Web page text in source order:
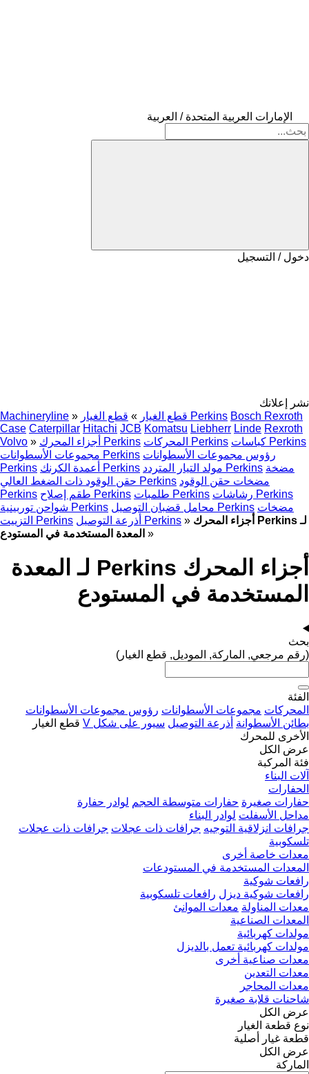
الإمارات العربية المتحدة / العربية
دخول / التسجيل
نشر إعلانك
Machineryline » قطع الغيار » قطع الغيار Perkins Bosch Rexroth
Case Caterpillar Hitachi JCB Komatsu Liebherr Linde Rexroth
Volvo » أجزاء المحرك Perkins المحركات Perkins
كباسات Perkins
مجموعات الأسطوانات Perkins رؤوس مجموعات الأسطوانات
Perkins
أعمدة الكرنك Perkins مولد التيار المتردد Perkins مضخة
حقن الوقود ذات الضغط العالي Perkins مضخات حقن الوقود
Perkins
طقم إصلاح Perkins طلمبات Perkins
رشاشات Perkins
شواحن توربينية Perkins
محامل قضبان التوصيل Perkins مضخات
التزييت Perkins
أذرعة التوصيل Perkins » أجزاء المحرك Perkins لـ
المعدة المستخدمة في المستودع »
أجزاء المحرك Perkins لـ المعدة
المستخدمة في المستودع
بحث
(رقم مرجعي, الماركة, الموديل, قطع الغيار)
الفئة
المحركات مجموعات الأسطوانات رؤوس مجموعات الأسطوانات
بطائن الأسطوانة أذرعة التوصيل سيور على شكل V
قطع الغيار
الأخرى للمحرك
عرض الكل
فئة المركبة
آلات البناء
الحفارات
حفارات صغيرة حفارات متوسطة الحجم لوادر حفارة
مداحل الأسفلت لوادر البناء
جرافات انزلاقية التوجيه جرافات ذات عجلات جرافات ذات عجلات
تلسكوبية
معدات خاصة أخرى
المعدات المستخدمة في المستودعات
رافعات شوكية
رافعات شوكية ديزل رافعات تلسكوبية
معدات المناولة معدات الموانئ
المعدات الصناعية
مولدات كهربائية
مولدات كهربائية تعمل بالديزل
معدات صناعية أخرى
معدات التعدين
معدات المحاجر
شاحنات قلابة صغيرة
عرض الكل
نوع قطعة الغيار
قطعة غيار أصلية
عرض الكل
الماركة